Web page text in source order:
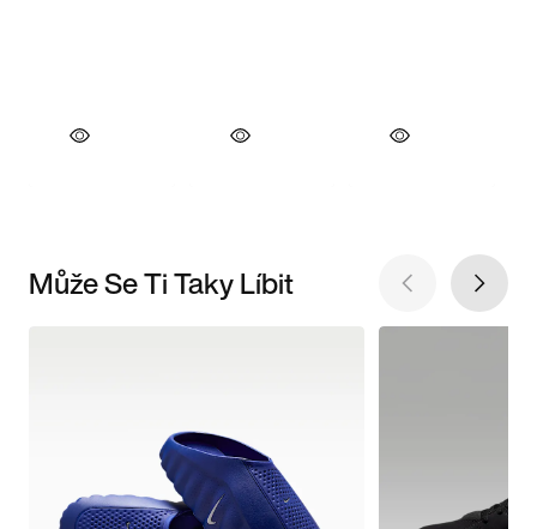
Může Se Ti Taky Líbit